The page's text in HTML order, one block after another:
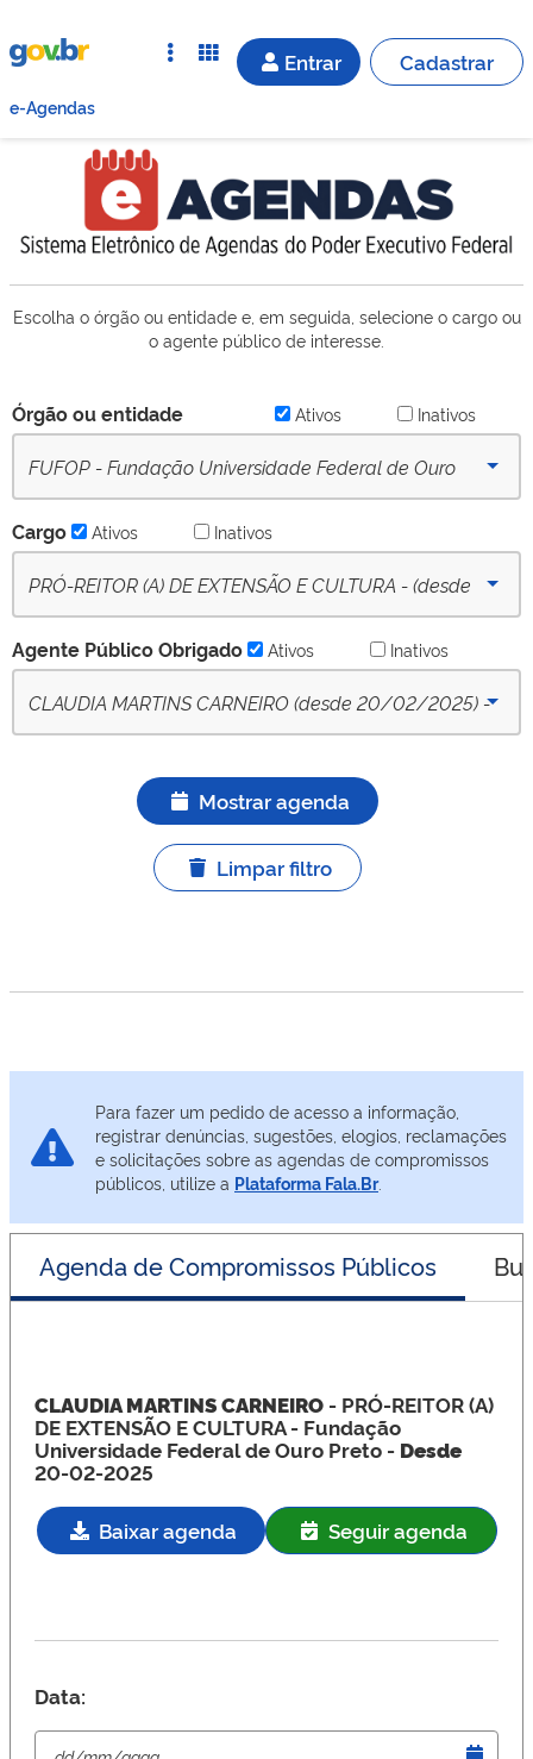
Entrar Cadastrar
e-Agendas
Escolha o órgão ou entidade e, em seguida, selecione o cargo ou
o agente público de interesse.
Órgão ou entidade Ativos Inativos
FUFOP - Fundação Universidade Federal de Ouro
Cargo Ativos Inativos
PRÓ-REITOR (A) DE EXTENSÃO E CULTURA - (desde
Agente Público Obrigado Ativos Inativos
CLAUDIA MARTINS CARNEIRO (desde 20/02/2025) -
Mostrar agenda
Limpar filtro
Para fazer um pedido de acesso a informação,
registrar denúncias, sugestões, elogios, reclamações
e solicitações sobre as agendas de compromissos
públicos, utilize a Plataforma Fala.Br.
Agenda de Compromissos Públicos
CLAUDIA MARTINS CARNEIRO - PRÓ-REITOR (A)
DE EXTENSÃO E CULTURA- Fundação
Universidade Federal de Ouro Preto - Desde
20-02-2025
Baixar agenda Seguir agenda
Data: